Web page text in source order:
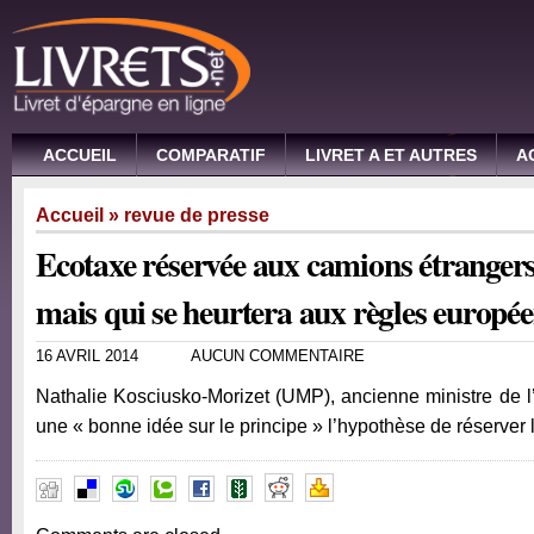
ACCUEIL COMPARATIF LIVRET A ET AUTRES
Accueil » revue de presse
Ecotaxe réservée aux camions
mais qui se heurtera aux règles
16 AVRIL 2014 AUCUN COMMENTAIRE
Nathalie Kosciusko-Morizet (UMP), ancienne ministre de
une « bonne idée sur le principe » l’hypothèse de